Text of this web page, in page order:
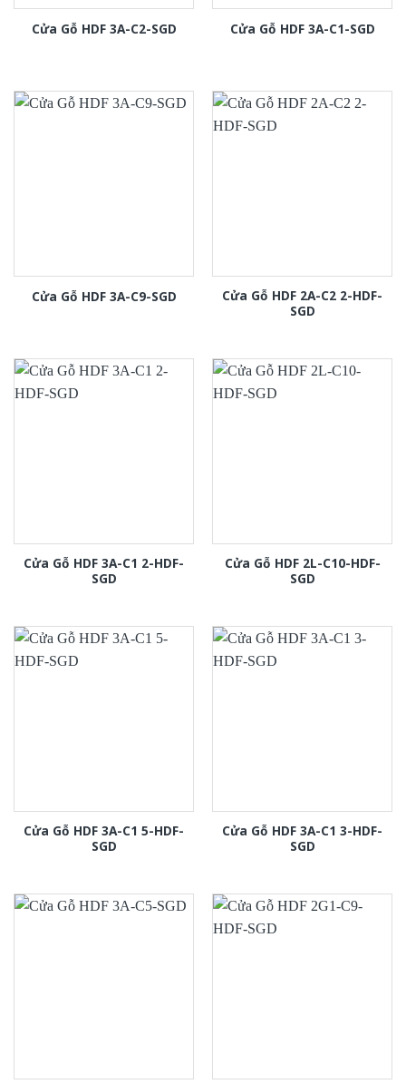
Cửa Gỗ HDF 3A-C2-SGD Cửa Gỗ HDF 3A-C1-SGD
Cửa Gỗ HDF 3A-C9-SGD
Cửa Gỗ HDF 2A-C2 2-HDF-
SGD
Cửa Gỗ HDF 3A-C1 2-HDF-
SGD
Cửa Gỗ HDF 2L-C10-HDF-
SGD
Cửa Gỗ HDF 3A-C1 5-HDF-
SGD
Cửa Gỗ HDF 3A-C1 3-HDF-
SGD